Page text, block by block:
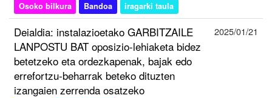
Osoko bilkura Bandoa iragarki taula
Deialdia: instalazioetako GARBITZAILE
LANPOSTU BAT oposizio-lehiaketa bidez
betetzeko eta ordezkapenak, bajak edo
errefortzu-beharrak beteko dituzten
izangaien zerrenda osatzeko
2025/01/21